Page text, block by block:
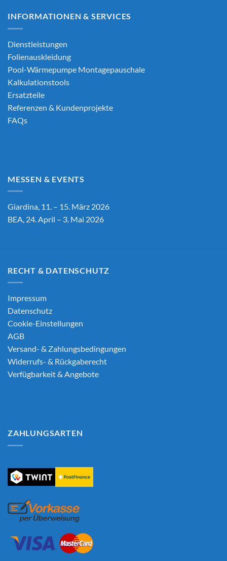
INFORMATIONEN & SERVICES
Dienstleistungen
Folienauskleidung
Pool-Wärmepumpe Montagepauschale
Kalkulationstools
Ersatzteile
Referenzen & Kundenprojekte
FAQs
MESSEN & EVENTS
Giardina, 11. – 15. März 2026
BEA, 24. April – 3. Mai 2026
RECHT & DATENSCHUTZ
Impressum
Datenschutz
Cookie-Einstellungen
AGB
Versand- & Zahlungsbedingungen
Widerrufs- & Rückgaberecht
Verfügbarkeit & Angebote
ZAHLUNGSARTEN